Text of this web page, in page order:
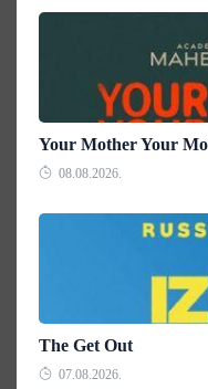
Your Mother Your
08.08.2026.
The Get Out
07.08.2026.